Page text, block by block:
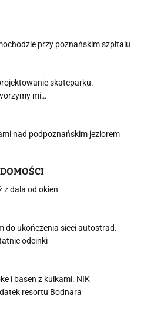
przy poznańskim szpitalu
skateparku.
mi…
nad podpoznańskim jeziorem
dala od okien
do ukończenia sieci autostrad.
odcinki
i basen z kulkami. NIK
resortu Bodnara